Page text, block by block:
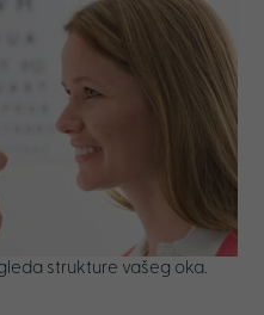
strukture vašeg oka.